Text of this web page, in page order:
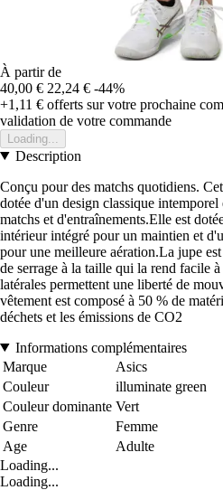
À partir de
40,00 € 22,24 € -44%
+1,11 € offerts sur votre prochaine
validation de votre commande
Loading...
Description
Conçu pour des matchs quotidiens.
dotée d'un design classique
matchs et d'entraînements.Elle est
intérieur intégré pour un maintien et
pour une meilleure aération.La jupe
de serrage à la taille qui la rend facile
latérales permettent une liberté de
vêtement est composé à 50 % de
déchets et les émissions de CO2
Informations complémentaires
Marque
Asics
Couleur
illuminate green
Couleur dominante Vert
Genre
Femme
Age
Adulte
Loading...
Loading...